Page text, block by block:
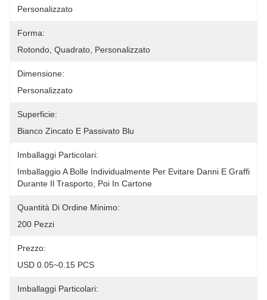
Personalizzato
Forma:
Rotondo, Quadrato, Personalizzato
Dimensione:
Personalizzato
Superficie:
Bianco Zincato E Passivato Blu
Imballaggi Particolari:
Imballaggio A Bolle Individualmente Per Evitare Danni E Graffi
Durante Il Trasporto, Poi In Cartone
Quantità Di Ordine Minimo:
200 Pezzi
Prezzo:
USD 0.05~0.15 PCS
Imballaggi Particolari: